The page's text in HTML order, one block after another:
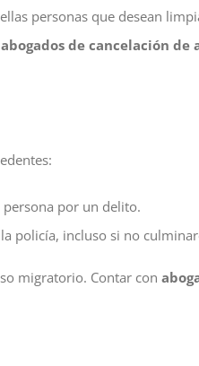
personas que desean
de cancelación de
por un delito.
policía, incluso si no
migratorio. Contar con